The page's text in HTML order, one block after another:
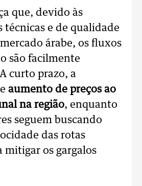
que, devido às
técnicas e de qualidade
árabe, os fluxos
são facilmente
curto prazo, a
aumento de preços ao
na região, enquanto
seguem buscando
das rotas
mitigar os gargalos